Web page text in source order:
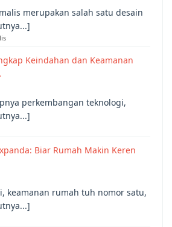
merupakan salah satu desain
Keindahan dan Keamanan
perkembangan teknologi,
Biar Rumah Makin Keren
keamanan rumah tuh nomor satu,